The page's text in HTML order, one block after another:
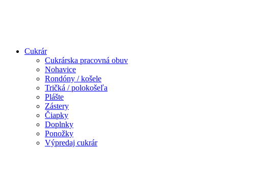
Cukrár
Cukrárska pracovná obuv
Nohavice
Rondóny / košele
Tričká / polokošeľa
Plášte
Zástery
Čiapky
Doplnky
Ponožky
Výpredaj cukrár